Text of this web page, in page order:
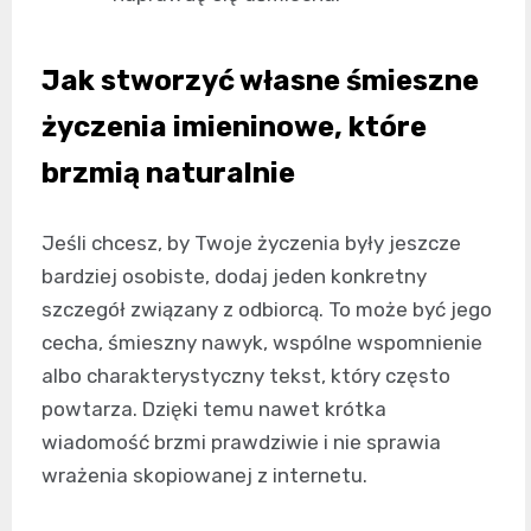
Jak stworzyć własne śmieszne
życzenia imieninowe, które
brzmią naturalnie
Jeśli chcesz, by Twoje życzenia były jeszcze
bardziej osobiste, dodaj jeden konkretny
szczegół związany z odbiorcą. To może być jego
cecha, śmieszny nawyk, wspólne wspomnienie
albo charakterystyczny tekst, który często
powtarza. Dzięki temu nawet krótka
wiadomość brzmi prawdziwie i nie sprawia
wrażenia skopiowanej z internetu.